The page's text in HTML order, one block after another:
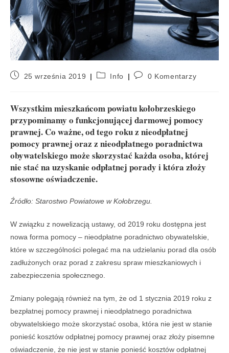
25 września 2019 Info 0 Komentarzy
Wszystkim mieszkańcom powiatu kołobrzeskiego
przypominamy o funkcjonującej darmowej pomocy
prawnej. Co ważne, od tego roku z nieodpłatnej
pomocy prawnej oraz z nieodpłatnego poradnictwa
obywatelskiego może skorzystać każda osoba, której
nie stać na uzyskanie odpłatnej porady i która złoży
stosowne oświadczenie.
Źródło: Starostwo Powiatowe w Kołobrzegu.
W związku z nowelizacją ustawy, od 2019 roku dostępna jest
nowa forma pomocy – nieodpłatne poradnictwo obywatelskie,
które w szczególności polegać ma na udzielaniu porad dla osób
zadłużonych oraz porad z zakresu spraw mieszkaniowych i
zabezpieczenia społecznego.
Zmiany polegają również na tym, że od 1 stycznia 2019 roku z
bezpłatnej pomocy prawnej i nieodpłatnego poradnictwa
obywatelskiego może skorzystać osoba, która nie jest w stanie
ponieść kosztów odpłatnej pomocy prawnej oraz złoży pisemne
oświadczenie, że nie jest w stanie ponieść kosztów odpłatnej